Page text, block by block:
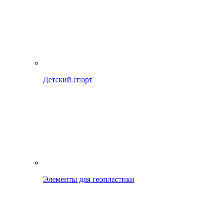
Детский спорт
Элементы для геопластики